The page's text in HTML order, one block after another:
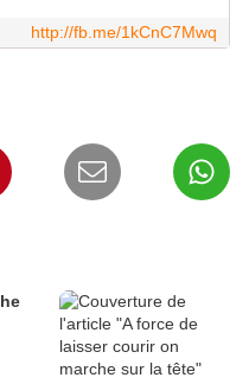
http://fb.me/1kCnC7Mwq